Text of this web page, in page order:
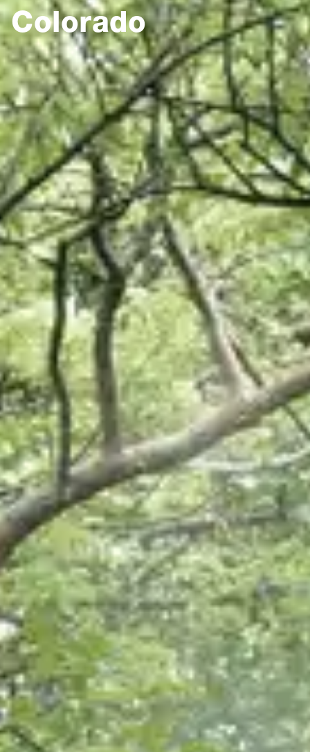
Colorado